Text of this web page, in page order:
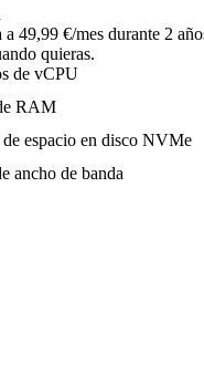
a 49,99 €/mes durante 2
quieras.
de vCPU
RAM
de espacio en disco NVMe
ancho de banda